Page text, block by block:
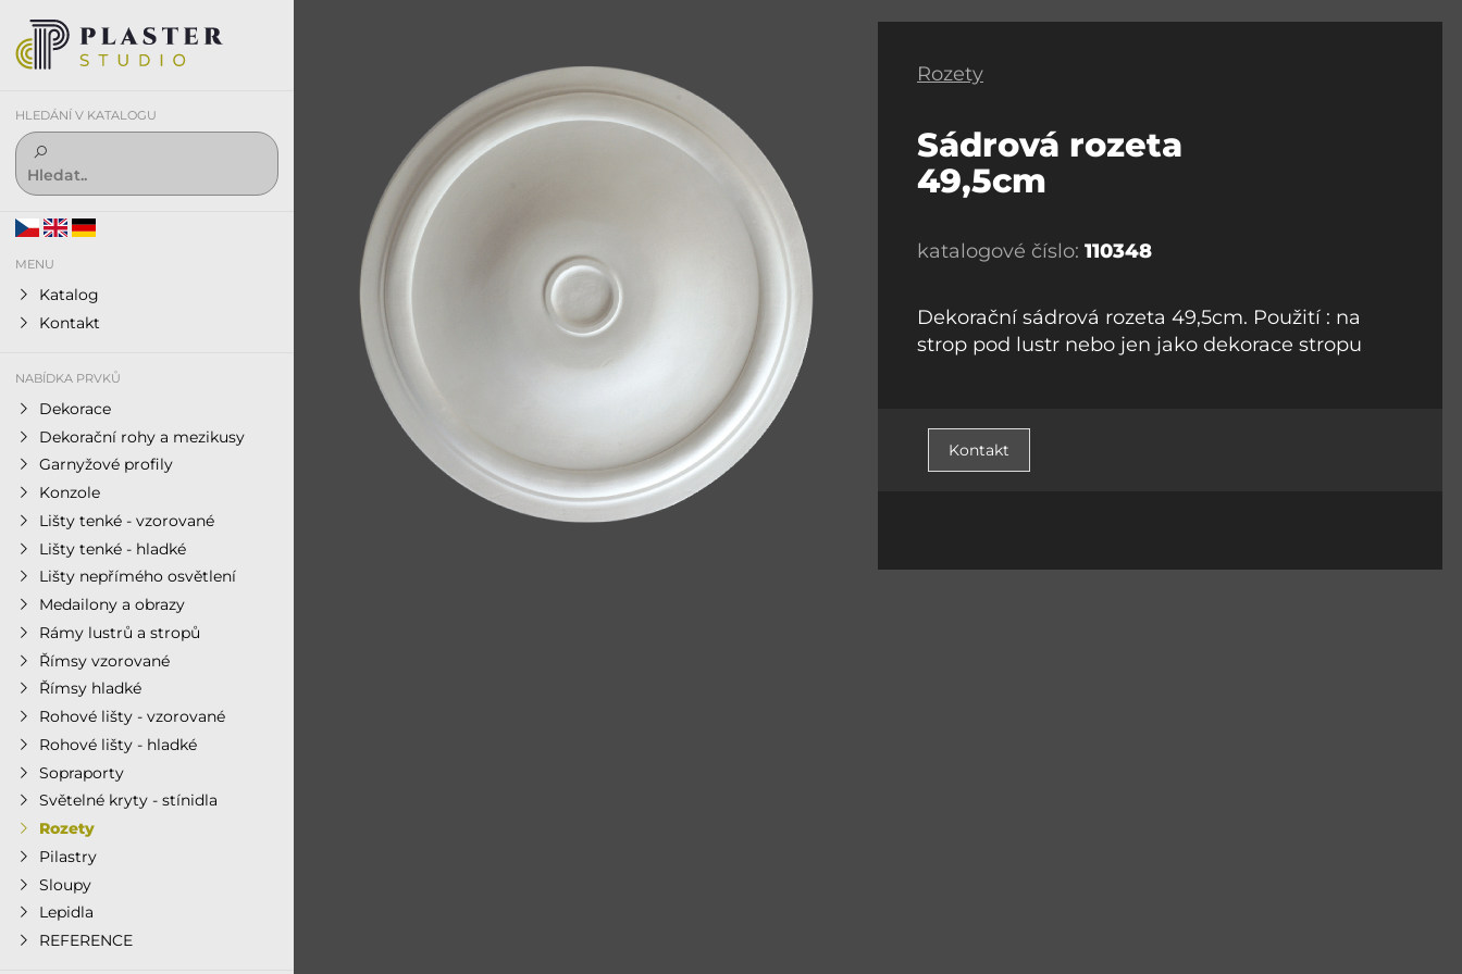
HLEDÁNÍ V KATALOGU
MENU
Katalog
Kontakt
NABÍDKA PRVKŮ
Dekorace
Dekorační rohy a mezikusy
Garnyžové profily
Konzole
Lišty tenké - vzorované
Lišty tenké - hladké
Lišty nepřímého osvětlení
Medailony a obrazy
Rámy lustrů a stropů
Římsy vzorované
Římsy hladké
Rohové lišty - vzorované
Rohové lišty - hladké
Sopraporty
Světelné kryty - stínidla
Rozety
Pilastry
Sloupy
Lepidla
REFERENCE
Rozety
Sádrová rozeta
49,5cm
katalogové číslo: 110348
Dekorační sádrová rozeta 49,5cm. Použití : na
strop pod lustr nebo jen jako dekorace stropu
Kontakt